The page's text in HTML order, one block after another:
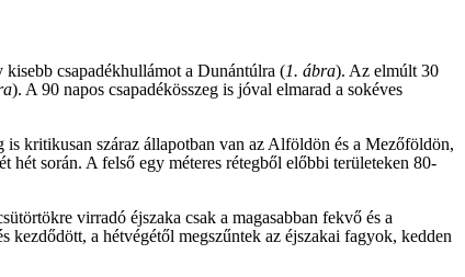
csapadékhullámot a Dunántúlra (1. ábra). Az elmúlt 30
). A 90 napos csapadékösszeg is jóval elmarad a sokéves
kritikusan száraz állapotban van az Alföldön és a Mezőföldön,
hét során. A felső egy méteres rétegből előbbi területeken 80-
virradó éjszaka csak a magasabban fekvő és a
kezdődött, a hétvégétől megszűntek az éjszakai fagyok, kedden